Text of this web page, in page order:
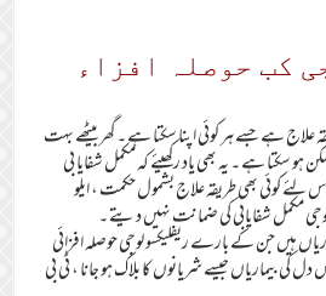
کب حوصلہ افزاء
علاج ہے جسے ہر کوئی اپنا سکتا ہے ۔گھر بیٹھے بہت
ہو سکتا ہے ۔ یہ بھی یاد رکھیئے کہ مکمل شفایا بی
کوئی بھی طریقہ علاج بشمول حکمت ، ایلو
لوجی مکمل شفایابی کی ضمانت نہیں دیتے ۔
ہیں جن کے بارے ریفلیکسو لوجی حوصلہ افزائی
کی بیماریاں جیسے شریانوں کا بلاک ہو جانا ، ٹی بی